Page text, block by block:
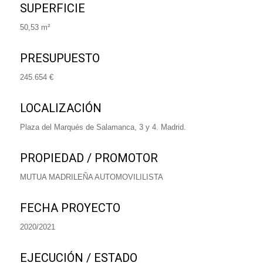
SUPERFICIE
50,53 m²
PRESUPUESTO
245.654 €
LOCALIZACIÓN
Plaza del Marqués de Salamanca, 3 y 4. Madrid.
PROPIEDAD / PROMOTOR
MUTUA MADRILEÑA AUTOMOVILILISTA
FECHA PROYECTO
2020/2021
EJECUCIÓN / ESTADO